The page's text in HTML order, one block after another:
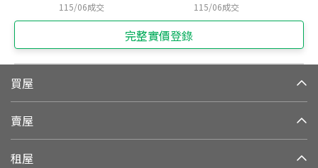
115/06成交 115/06成交
完整實價登錄
買屋
賣屋
租屋